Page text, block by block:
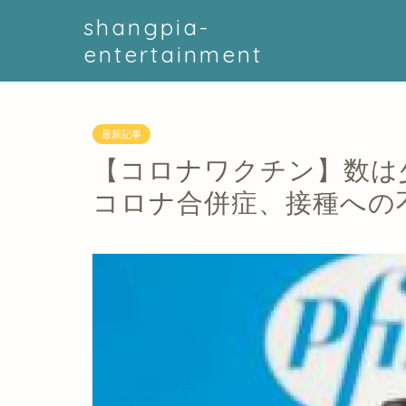
shangpia-
entertainment
最新記事
【コロナワクチン】数
コロナ合併症、接種への